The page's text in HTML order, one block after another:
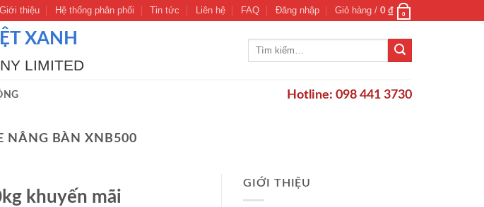
Giới thiệu Hệ thống phân phối Tin tức Liên hệ FAQ Đăng nhập Giỏ hàng / 0 ₫ 0
XANH
LIMITED
Hotline: 098 441 3730
NÂNG BÀN XNB500
khuyến mãi
GIỚI THIỆU